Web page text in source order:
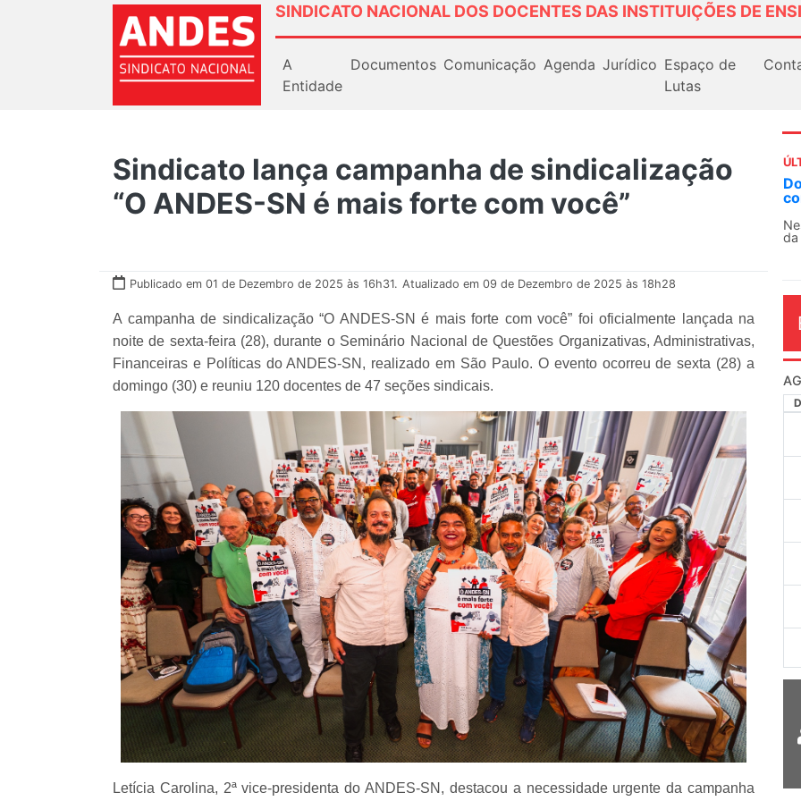
SINDICATO NACIONAL DOS DOCENTES DAS INSTITUIÇÕES DE
A
Entidade
Documentos Comunicação Agenda Jurídico Espaço de
Lutas
Sindicato lança campanha de sindicalização
“O ANDES-SN é mais forte com você”
Publicado em 01 de Dezembro de 2025 às 16h31. Atualizado em 09 de Dezembro de 2025 às 18h28
A campanha de sindicalização “O ANDES-SN é mais forte com você” foi oficialmente lançada na
noite de sexta-feira (28), durante o Seminário Nacional de Questões Organizativas, Administrativas,
Financeiras e Políticas do ANDES-SN, realizado em São Paulo. O evento ocorreu de sexta (28) a
domingo (30) e reuniu 120 docentes de 47 seções sindicais.
Letícia Carolina, 2ª vice-presidenta do ANDES-SN, destacou a necessidade urgente da campanha
O